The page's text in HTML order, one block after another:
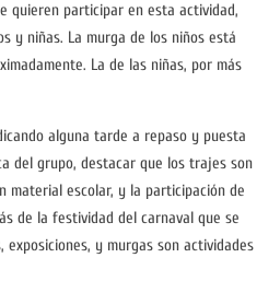
quieren participar en esta actividad,
y niñas. La murga de los niños está
La de las niñas, por más
alguna tarde a repaso y puesta
del grupo, destacar que los trajes son
material escolar, y la participación de
de la festividad del carnaval que se
exposiciones, y murgas son actividades